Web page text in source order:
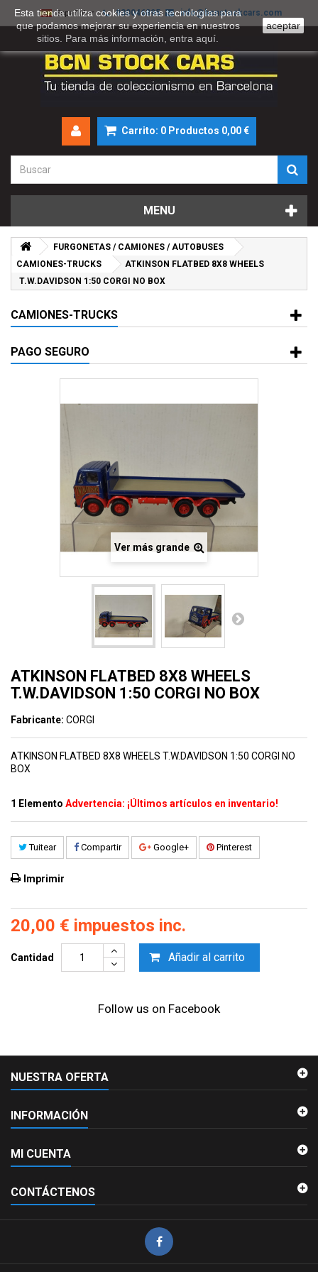
Español 930046895 info@bcnstockcars.com
Carrito: 0 Productos 0,00 €
MENU
FURGONETAS / CAMIONES / AUTOBUSES
CAMIONES-TRUCKS
ATKINSON FLATBED 8X8 WHEELS
T.W.DAVIDSON 1:50 CORGI NO BOX
CAMIONES-TRUCKS
PAGO SEGURO
Ver más grande
ATKINSON FLATBED 8X8 WHEELS
T.W.DAVIDSON 1:50 CORGI NO BOX
Fabricante: CORGI
ATKINSON FLATBED 8X8 WHEELS T.W.DAVIDSON 1:50 CORGI NO
BOX
1 Elemento Advertencia: ¡Últimos artículos en inventario!
Tuitear Compartir Google+ Pinterest
Imprimir
20,00 € impuestos inc.
Cantidad Añadir al carrito
Follow us on Facebook
NUESTRA OFERTA
INFORMACIÓN
MI CUENTA
CONTÁCTENOS
Esta tienda utiliza cookies y otras tecnologías para
que podamos mejorar su experiencia en nuestros
sitios. Para más información, entra aquí
aceptar